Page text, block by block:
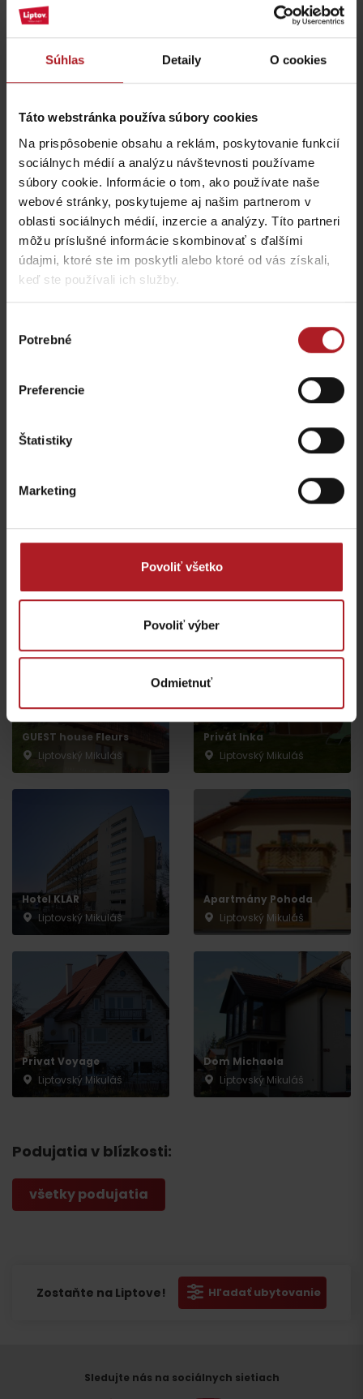
Súhlas Detaily O cookies
Táto webstránka používa súbory cookies
Na prispôsobenie obsahu a reklám, poskytovanie funkcií
sociálnych médií a analýzu návštevnosti používame
súbory cookie. Informácie o tom, ako používate naše
webové stránky, poskytujeme aj našim partnerom v
oblasti sociálnych médií, inzercie a analýzy. Títo partneri
môžu príslušné informácie skombinovať s ďalšími
údajmi, ktoré ste im poskytli alebo ktoré od vás získali,
keď ste používali ich služby.
súhlasu
Potrebné
Preferencie
Štatistiky
Marketing
Povoliť všetko
Povoliť výber
Odmietnuť
Aktivity a relax v blízkosti:
Shopping city Jasna
Liptovský Mikuláš
Múzeum Čierny orol
Liptovský Mikuláš
Central Perk
expozícia
Galéria Petra Michala
Liptovský Mikuláš
Kde sa ubytovať v blízkosti:
GUEST house Fleurs
Liptovský Mikuláš
Privát Inka
Liptovský Mikuláš
Hotel KLAR
Liptovský Mikuláš
Apartmány Pohoda
Liptovský Mikuláš
Privat Voyage
Liptovský Mikuláš
Dom Michaela
Liptovský Mikuláš
Podujatia v blízkosti:
všetky podujatia
Zostaňte na Liptove! Hľadať ubytovanie
Odchod
Sledujte nás na sociálnych sietiach